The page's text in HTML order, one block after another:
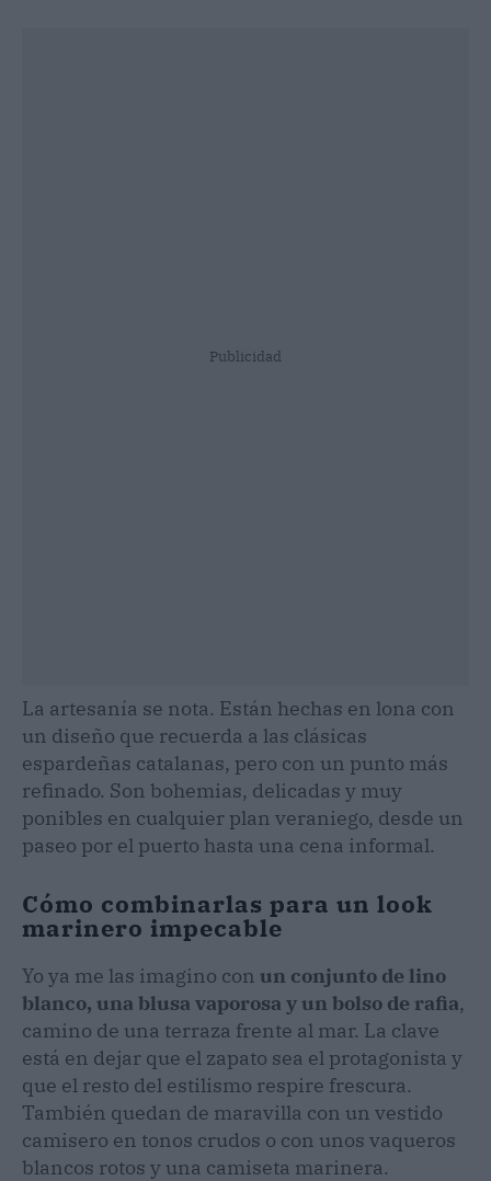
Publicidad
La artesanía se nota. Están hechas en lona con
un diseño que recuerda a las clásicas
espardeñas catalanas, pero con un punto más
refinado. Son bohemias, delicadas y muy
ponibles en cualquier plan veraniego, desde un
paseo por el puerto hasta una cena informal.
Cómo combinarlas para un look
marinero impecable
Yo ya me las imagino con un conjunto de lino
blanco, una blusa vaporosa y un bolso de rafia,
camino de una terraza frente al mar. La clave
está en dejar que el zapato sea el protagonista y
que el resto del estilismo respire frescura.
También quedan de maravilla con un vestido
camisero en tonos crudos o con unos vaqueros
blancos rotos y una camiseta marinera.